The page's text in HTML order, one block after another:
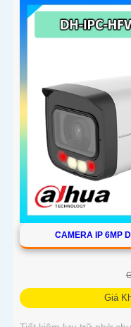
CAMERA IP 6MP
Giá